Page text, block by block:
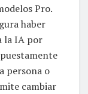
Pro.
haber
la IA por
persona o
cambiar